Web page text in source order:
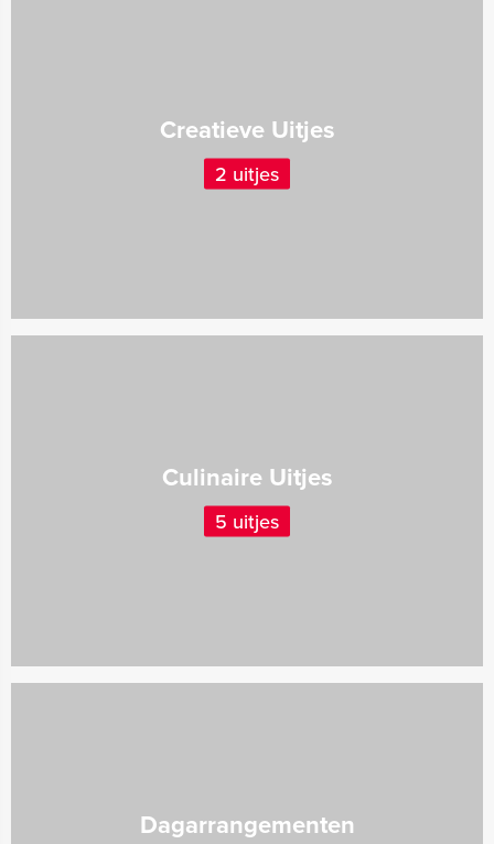
Creatieve Uitjes
2 uitjes
Culinaire Uitjes
5 uitjes
Dagarrangementen